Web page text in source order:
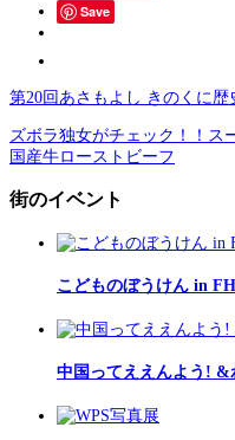
Save
第20回あさもよし きのくに歴
ズボラ独女がチェック！！ス
国産牛ローストビーフ
街のイベント
こどものぼうけん in
中国ってええんよう! &